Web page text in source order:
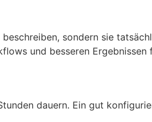
sondern sie
und besseren Ergebnissen
dauern. Ein gut